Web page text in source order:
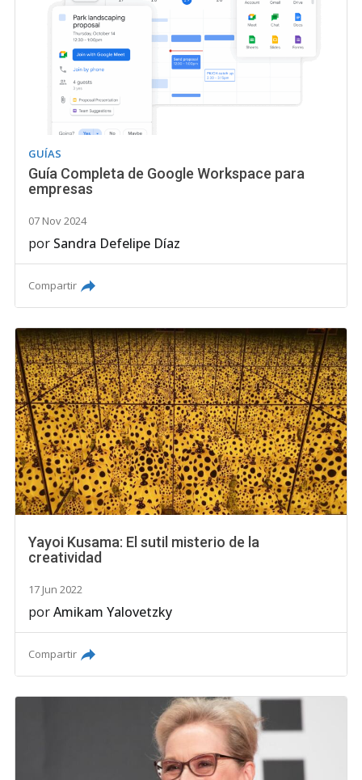
GUÍAS
Guía Completa de Google Workspace para
empresas
07 Nov 2024
por Sandra Defelipe Díaz
Compartir
Yayoi Kusama: El sutil misterio de la
creatividad
17 Jun 2022
porAmikam Yalovetzky
Compartir